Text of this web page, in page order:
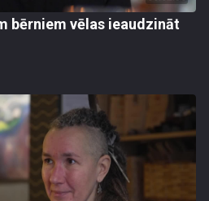
bērniem vēlas ieaudzināt